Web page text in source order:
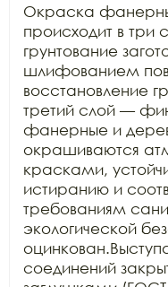
Окраска
происходит в три
грунтование
шлифованием
восстановление
третий слой —
фанерные и
окрашиваются
красками,
истиранию и
требованиям
экологической
соединений